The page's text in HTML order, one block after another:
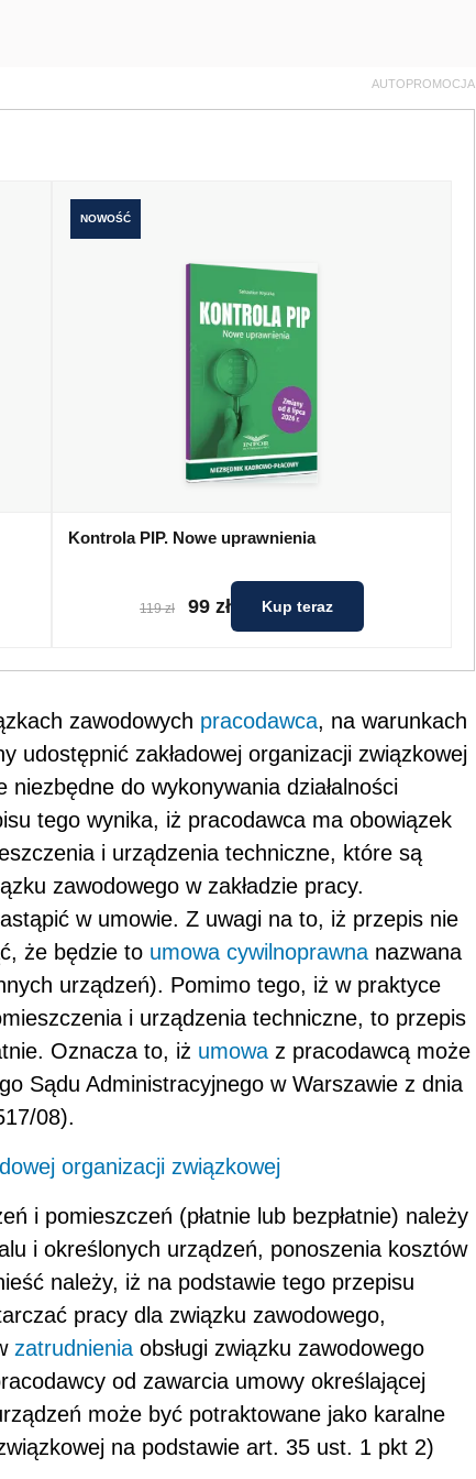
AUTOPROMOCJA
NOWOŚĆ
Kontrola PIP. Nowe uprawnienia
119 zł 99 zł Kup teraz
zawodowych pracodawca, na warunkach
udostępnić zakładowej organizacji związkowej
do wykonywania działalności
tego wynika, iż pracodawca ma obowiązek
i urządzenia techniczne, które są
zawodowego w zakładzie pracy.
w umowie. Z uwagi na to, iż przepis nie
że będzie to umowa cywilnoprawna nazwana
urządzeń). Pomimo tego, iż w praktyce
i urządzenia techniczne, to przepis
Oznacza to, iż umowa z pracodawcą może
Sądu Administracyjnego w Warszawie z dnia
08).
organizacji związkowej
i pomieszczeń (płatnie lub bezpłatnie) należy
i określonych urządzeń, ponoszenia kosztów
należy, iż na podstawie tego przepisu
pracy dla związku zawodowego,
zatrudnienia obsługi związku zawodowego
od zawarcia umowy określającej
może być potraktowane jako karalne
na podstawie art. 35 ust. 1 pkt 2)